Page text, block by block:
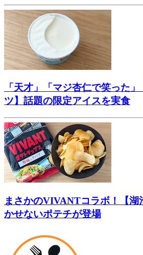
「天才」「マジ杏仁で笑った
ツ】話題の限定アイスを実食
まさかのVIVANTコラボ！【湖
かせないポテチが登場